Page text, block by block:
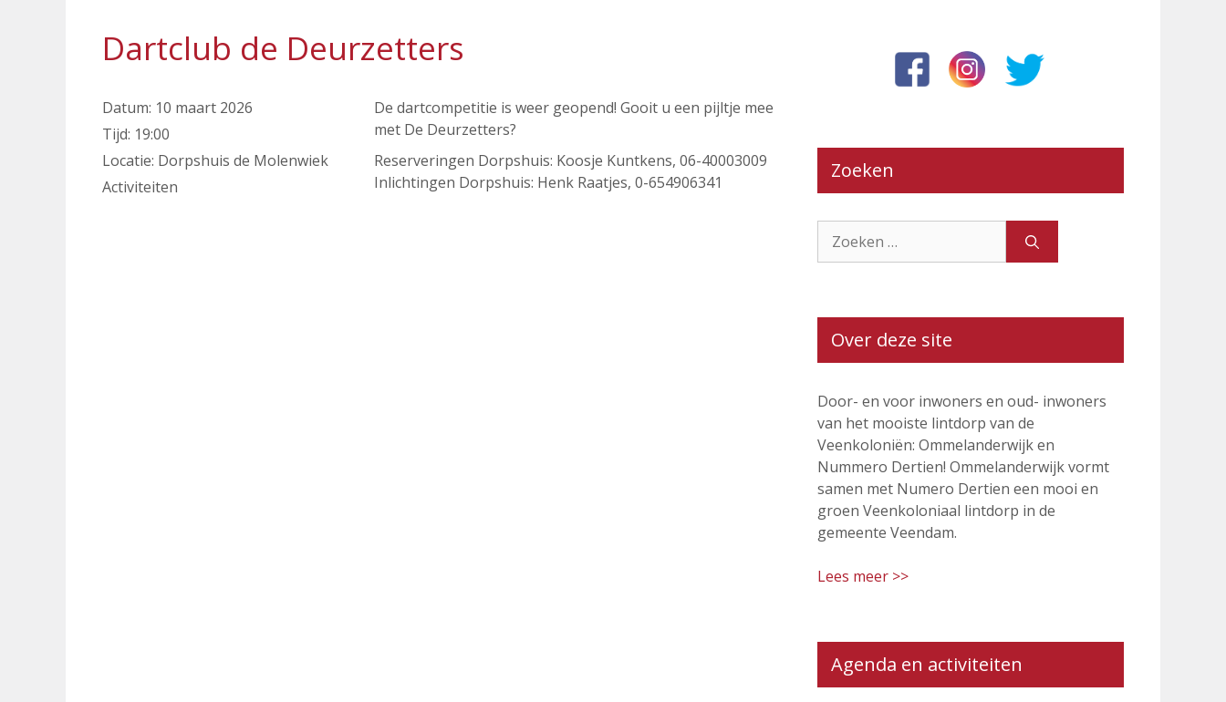
Dartclub de Deurzetters
Datum: 10 maart 2026
Tijd: 19:00
Locatie: Dorpshuis de Molenwiek
Activiteiten
De dartcompetitie is weer geopend! Gooit u een pijltje mee
met De Deurzetters?
Reserveringen Dorpshuis: Koosje Kuntkens, 06-40003009
Inlichtingen Dorpshuis: Henk Raatjes, 0-654906341
Zoeken
naar:
Over deze site
Door- en voor inwoners en oud- inwoners
van het mooiste lintdorp van de
Veenkoloniën: Ommelanderwijk en
Nummero Dertien! Ommelanderwijk vormt
samen met Numero Dertien een mooi en
groen Veenkoloniaal lintdorp in de
gemeente Veendam.
Lees meer >>
Agenda en activiteiten